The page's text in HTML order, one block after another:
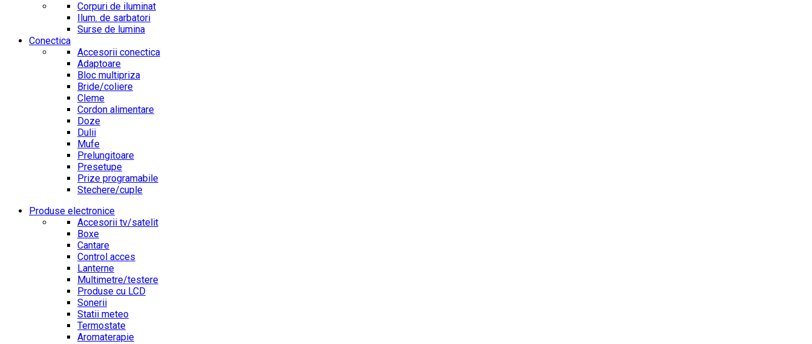
Corpuri de iluminat
Ilum. de sarbatori
Surse de lumina
Conectica
Accesorii conectica
Adaptoare
Bloc multipriza
Bride/coliere
Cleme
Cordon alimentare
Doze
Dulii
Mufe
Prelungitoare
Presetupe
Prize programabile
Stechere/cuple
Produse electronice
Accesorii tv/satelit
Boxe
Cantare
Control acces
Lanterne
Multimetre/testere
Produse cu LCD
Sonerii
Statii meteo
Termostate
Aromaterapie